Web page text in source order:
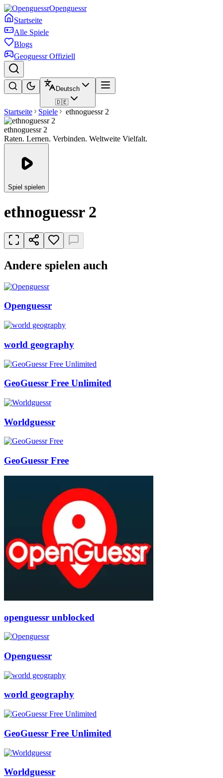
Openguessr
Startseite
Alle Spiele
Blogs
Geoguessr Offiziell
Deutsch
🇩🇪
Startseite Spiele ethnoguessr 2
ethnoguessr 2
Raten. Lernen. Verbinden. Weltweite Vielfalt.
Spiel spielen
ethnoguessr 2
Andere spielen auch
Openguessr
world geography
GeoGuessr Free Unlimited
Worldguessr
GeoGuessr Free
openguessr unblocked
Openguessr
world geography
GeoGuessr Free Unlimited
Worldguessr